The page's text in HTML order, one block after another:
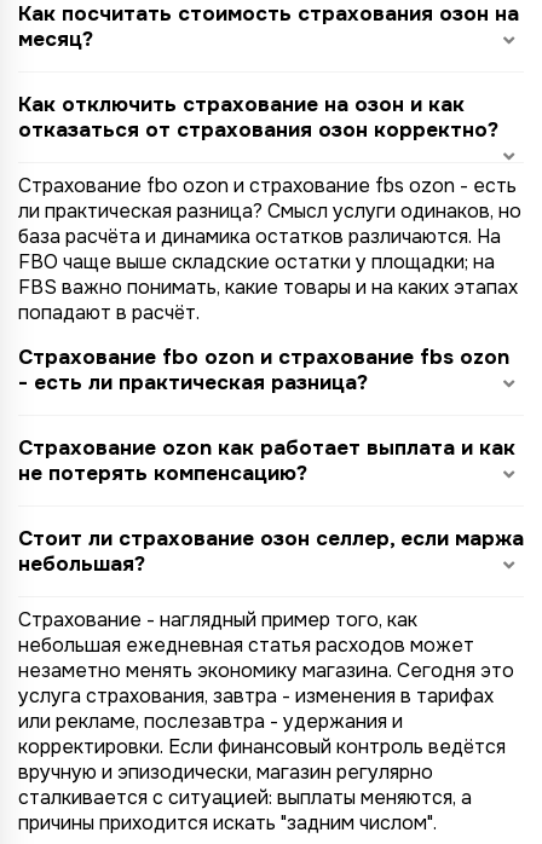
Как посчитать стоимость страхования озон на
месяц?
Как отключить страхование на озон и как
отказаться от страхования озон корректно?
Страхование fbo ozon и страхование fbs ozon - есть
ли практическая разница? Смысл услуги одинаков, но
база расчёта и динамика остатков различаются. На
FBO чаще выше складские остатки у площадки; на
FBS важно понимать, какие товары и на каких этапах
попадают в расчёт.
Страхование fbo ozon и страхование fbs ozon
- есть ли практическая разница?
Страхование ozon как работает выплата и как
не потерять компенсацию?
Стоит ли страхование озон селлер, если маржа
небольшая?
Страхование - наглядный пример того, как
небольшая ежедневная статья расходов может
незаметно менять экономику магазина. Сегодня это
услуга страхования, завтра - изменения в тарифах
или рекламе, послезавтра - удержания и
корректировки. Если финансовый контроль ведётся
вручную и эпизодически, магазин регулярно
сталкивается с ситуацией: выплаты меняются, а
причины приходится искать "задним числом".